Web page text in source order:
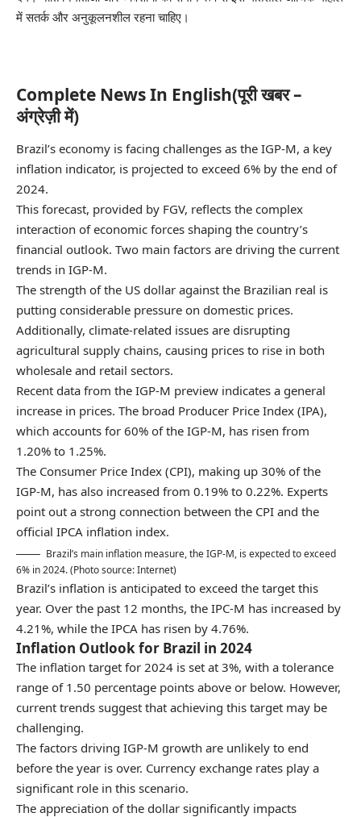
में सतर्क और अनुकूलनशील रहना चाहिए।
Complete News In English(पूरी खबर –
अंग्रेज़ी में)
Brazil’s economy is facing challenges as the IGP-M, a key
inflation indicator, is projected to exceed 6% by the end of
2024.
This forecast, provided by FGV, reflects the complex
interaction of economic forces shaping the country’s
financial outlook. Two main factors are driving the current
trends in IGP-M.
The strength of the US dollar against the Brazilian real is
putting considerable pressure on domestic prices.
Additionally, climate-related issues are disrupting
agricultural supply chains, causing prices to rise in both
wholesale and retail sectors.
Recent data from the IGP-M preview indicates a general
increase in prices. The broad Producer Price Index (IPA),
which accounts for 60% of the IGP-M, has risen from
1.20% to 1.25%.
The Consumer Price Index (CPI), making up 30% of the
IGP-M, has also increased from 0.19% to 0.22%. Experts
point out a strong connection between the CPI and the
official IPCA inflation index.
Brazil’s main inflation measure, the IGP-M, is expected to exceed
6% in 2024. (Photo source: Internet)
Brazil’s inflation is anticipated to exceed the target this
year. Over the past 12 months, the IPC-M has increased by
4.21%, while the IPCA has risen by 4.76%.
Inflation Outlook for Brazil in 2024
The inflation target for 2024 is set at 3%, with a tolerance
range of 1.50 percentage points above or below. However,
current trends suggest that achieving this target may be
challenging.
The factors driving IGP-M growth are unlikely to end
before the year is over. Currency exchange rates play a
significant role in this scenario.
The appreciation of the dollar significantly impacts